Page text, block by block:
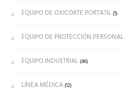
EQUIPO DE OXICORTE PORTATIL (1)
EQUIPO DE PROTECCIÓN PERSONAL
EQUIPO INDUSTRIAL (46)
LÍNEA MÉDICA (12)